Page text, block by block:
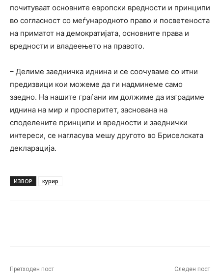
почитуваат основните европски вредности и принципи
во согласност со меѓународното право и посветеноста
на приматот на демократијата, основните права и
вредности и владеењето на правото.
– Делиме заедничка иднина и се соочуваме со итни
предизвици кои можеме да ги надминеме само
заедно. На нашите граѓани им должиме да изградиме
иднина на мир и просперитет, заснована на
споделените принципи и вредности и заеднички
интереси, се нагласува мешу другото во Бриселската
декларација.
ИЗВОР курир
Претходен пост Следен пост